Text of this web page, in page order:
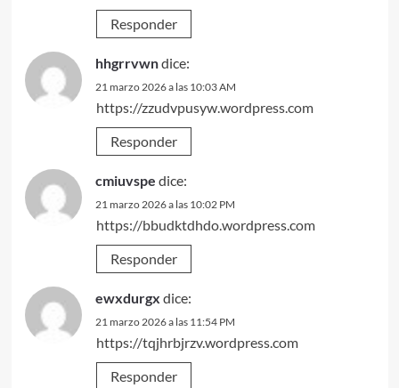
Responder
hhgrrvwndice:
21 marzo 2026 a las 10:03 AM
https://zzudvpusyw.wordpress.com
Responder
cmiuvspe dice:
21 marzo 2026 a las 10:02 PM
https://bbudktdhdo.wordpress.com
Responder
ewxdurgx dice:
21 marzo 2026 a las 11:54 PM
https://tqjhrbjrzv.wordpress.com
Responder